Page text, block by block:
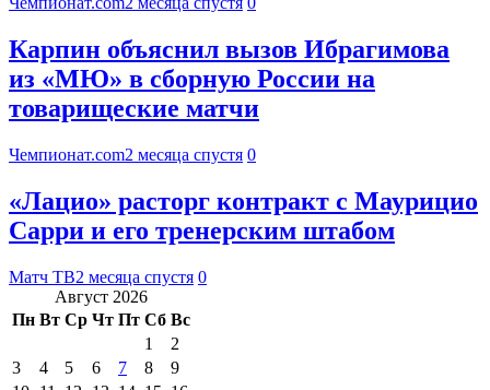
Карпин объяснил вызов Ибрагимова
из «МЮ» в сборную России на
товарищеские матчи
Чемпионат.com2 месяца спустя 0
«Лацио» расторг контракт с Маурицио
Сарри и его тренерским штабом
Матч ТВ2 месяца спустя 0
Август 2026
Пн Вт Ср Чт Пт Сб Вс
1
2
3
4 5 6 7 8
9